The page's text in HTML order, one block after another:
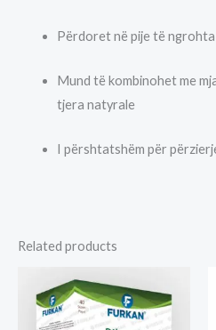
Përdoret në pije të
Mund të kombinohet me
tjera natyrale
I përshtatshëm për
Related products